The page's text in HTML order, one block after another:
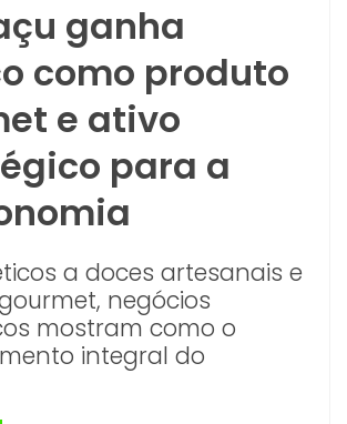
ganha
como produto
e ativo
para a
a doces artesanais e
negócios
mostram como o
integral do